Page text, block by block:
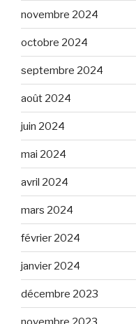
novembre 2024
octobre 2024
septembre 2024
août 2024
juin 2024
mai 2024
avril 2024
mars 2024
février 2024
janvier 2024
décembre 2023